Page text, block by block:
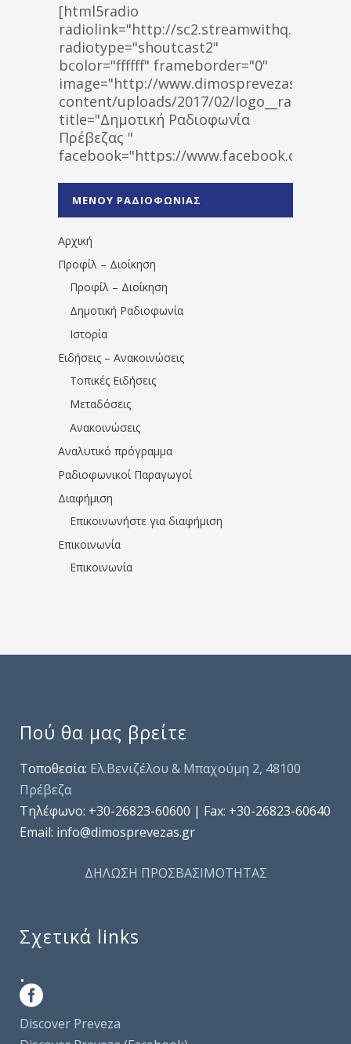
[html5radio
radiolink="http://
radiotype="shoutcast2"
bcolor="ffffff" frameborder="0"
image="http://www.dimosprevezas.gr/wp-
content/uploads/2017/02/
title="Δημοτική Ραδιοφωνία
Πρέβεζας "
facebook="https://www.facebook.com/
1531194763766854/" artist="" ]
ΜΕΝΟΥ ΡΑΔΙΟΦΩΝΙΑΣ
Αρχική
Προφίλ – Διοίκηση
Προφίλ – Διοίκηση
Δημοτική Ραδιοφωνία
Ιστορία
Ειδήσεις – Ανακοινώσεις
Τοπικές Ειδήσεις
Μεταδόσεις
Ανακοινώσεις
Αναλυτικό πρόγραμμα
Ραδιοφωνικοί Παραγωγοί
Διαφήμιση
Επικοινωνήστε για διαφήμιση
Επικοινωνία
Επικοινωνία
Πού θα μας βρείτε
Τοποθεσία: Ελ.Βενιζέλου & Μπαχούμη 2, 48100
Πρέβεζα
Τηλέφωνo: +30-26823-60600 | Fax: +30-26823-60640
Email: info@dimosprevezas.gr
ΔΗΛΩΣΗ ΠΡΟΣΒΑΣΙΜΟΤΗΤΑΣ
Σχετικά links
.
Discover Preveza